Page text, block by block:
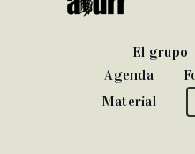
El grupo
Agenda
Material